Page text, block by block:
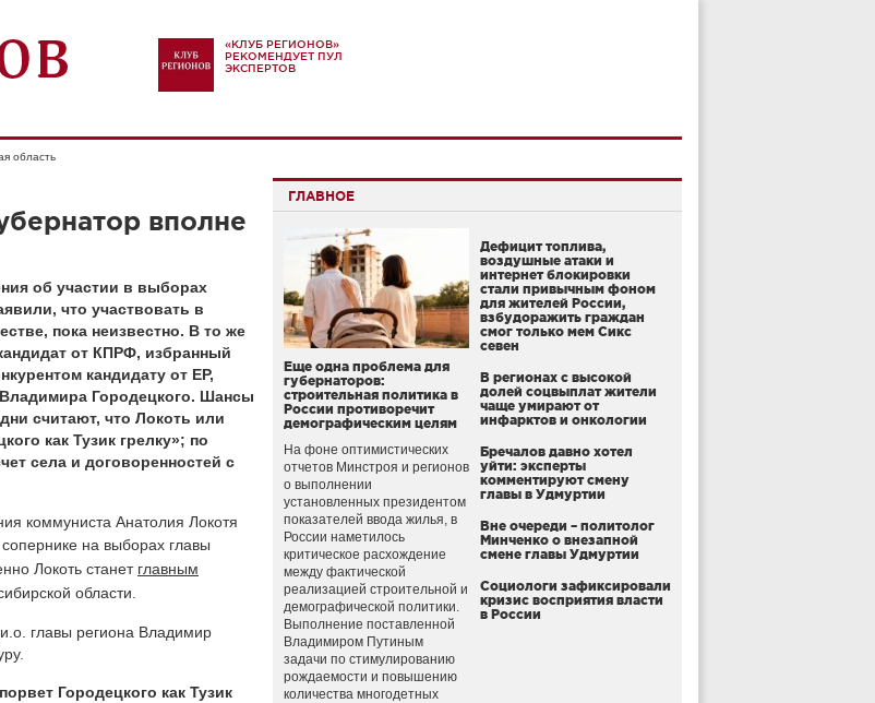
«КЛУБ РЕГИОНОВ»
РЕКОМЕНДУЕТ ПУЛ
ЭКСПЕРТОВ
область
вполне
об участии в выборах
что участвовать в
пока неизвестно. В то же
от КПРФ, избранный
кандидату от ЕР,
Владимира Городецкого. Шансы
считают, что Локоть или
как Тузик грелку»; по
села и договоренностей с
коммуниста Анатолия Локотя
на выборах главы
Локоть станет главным
области.
и.о. главы региона Владимир
Городецкого как Тузик
ГЛАВНОЕ
Еще одна проблема для
губернаторов:
строительная политика в
России противоречит
демографическим целям
На фоне оптимистических
отчетов Минстроя и регионов
о выполнении
установленных президентом
показателей ввода жилья, в
России наметилось
критическое расхождение
между фактической
реализацией строительной и
демографической политики.
Выполнение поставленной
Владимиром Путиным
задачи по стимулированию
рождаемости и повышению
количества многодетных
Дефицит топлива,
воздушные атаки и
интернет блокировки
стали привычным фоном
для жителей России,
взбудоражить граждан
смог только мем Сикс
севен
В регионах с высокой
долей соцвыплат жители
чаще умирают от
инфарктов и онкологии
Бречалов давно хотел
уйти: эксперты
комментируют смену
главы в Удмуртии
Вне очереди – политолог
Минченко о внезапной
смене главы Удмуртии
Социологи зафиксировали
кризис восприятия власти
в России